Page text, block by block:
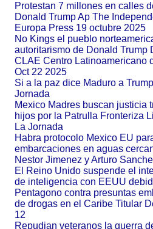
Protestan 7 millones en calles
Donald Trump Ap The
Europa Press 19 octubre 2025
No Kings el pueblo
autoritarismo de Donald Trump
CLAE Centro Latinoamericano
Oct 22 2025
Si a la paz dice Maduro a
Jornada
Mexico Madres buscan justicia
hijos por la Patrulla Fronteriza
La Jornada
Habra protocolo Mexico EU
embarcaciones en aguas
Nestor Jimenez y Arturo
El Reino Unido suspende el
de inteligencia con EEUU
Pentagono contra presuntas
de drogas en el Caribe Titular
12
Repudian veteranos la guerra